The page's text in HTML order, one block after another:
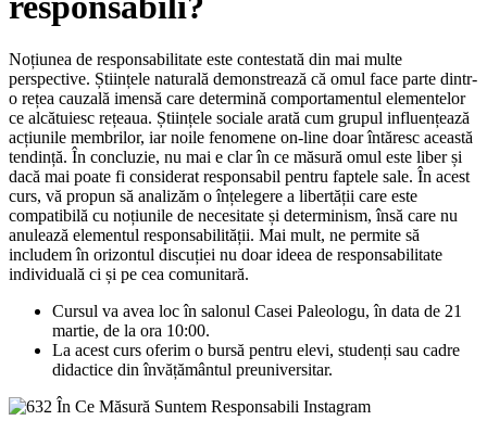
Noțiunea de responsabilitate este contestată din mai multe
perspective. Științele naturală demonstrează că omul face parte dintr-
o rețea cauzală imensă care determină comportamentul elementelor
ce alcătuiesc rețeaua. Științele sociale arată cum grupul influențează
acțiunile membrilor, iar noile fenomene on-line doar întăresc această
tendință. În concluzie, nu mai e clar în ce măsură omul este liber și
dacă mai poate fi considerat responsabil pentru faptele sale. În acest
curs, vă propun să analizăm o înțelegere a libertății care este
compatibilă cu noțiunile de necesitate și determinism, însă care nu
anulează elementul responsabilității. Mai mult, ne permite să
includem în orizontul discuției nu doar ideea de responsabilitate
individuală ci și pe cea comunitară.
Cursul va avea loc în salonul Casei Paleologu, în data de 21
martie, de la ora 10:00.
La acest curs oferim o bursă pentru elevi, studenți sau cadre
didactice din învățământul preuniversitar.